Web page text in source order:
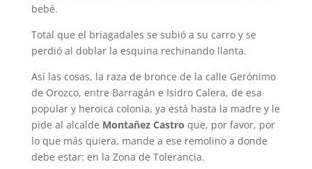
bebé.
Total que el briagadales se subió a su carro y se
perdió al doblar la esquina rechinando llanta.
Así las cosas, la raza de bronce de la calle Gerónimo
de Orozco, entre Barragán e Isidro Calera, de esa
popular y heroica colonia, ya está hasta la madre y le
pide al alcalde Montañez Castro que, por favor, por
lo que más quiera, mande a ese remolino a donde
debe estar: en la Zona de Tolerancia.